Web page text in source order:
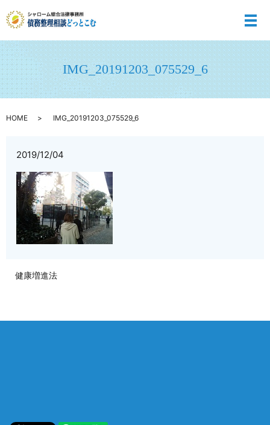
メ
IMG_20191203_075529_6
HOME IMG_20191203_075529_6
2019/12/04
健康増進法